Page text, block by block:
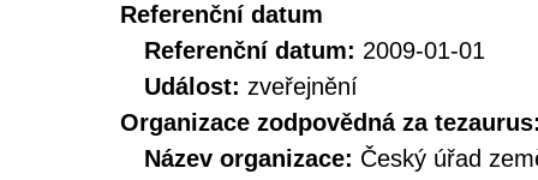
Referenční datum
Referenční datum: 2009-01-01
Událost: zveřejnění
Organizace zodpovědná za
Název organizace: Český úřad